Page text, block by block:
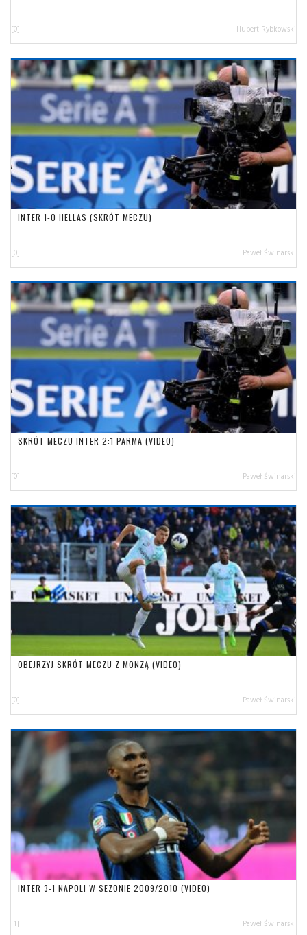
[0] Hubert Rybkowski
INTER 1-0 HELLAS (SKRÓT MECZU)
[0] Paweł Świnarski
SKRÓT MECZU INTER 2:1 PARMA (VIDEO)
[0] Paweł Świnarski
OBEJRZYJ SKRÓT MECZU Z MONZĄ (VIDEO)
[0] Paweł Świnarski
INTER 3-1 NAPOLI W SEZONIE 2009/2010 (VIDEO)
[1] Paweł Świnarski